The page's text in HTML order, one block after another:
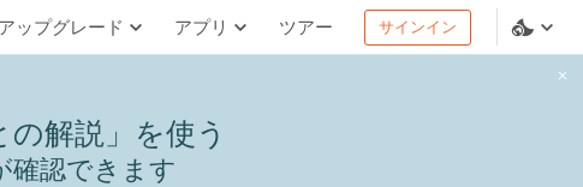
ップグレード アプリ ツアー サインイン
解説」を使う
確認できます